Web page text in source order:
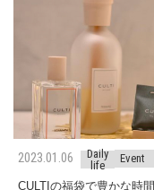
2023.01.06
Daily
life
Event
CULTIの福袋で豊かな時間